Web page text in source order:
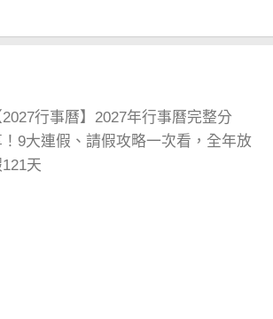
2027行事曆】2027年行事曆完整分
！9大連假、請假攻略一次看，全年放
天